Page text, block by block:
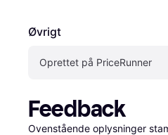
Øvrigt
Oprettet på PriceRunner
Feedback
Ovenstående oplysninger